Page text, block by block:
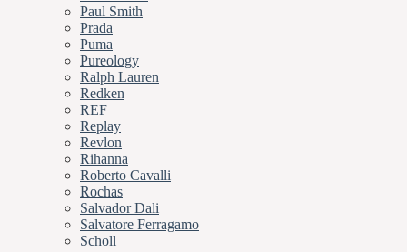
Paul Smith
Prada
Puma
Pureology
Ralph Lauren
Redken
REF
Replay
Revlon
Rihanna
Roberto Cavalli
Rochas
Salvador Dali
Salvatore Ferragamo
Scholl